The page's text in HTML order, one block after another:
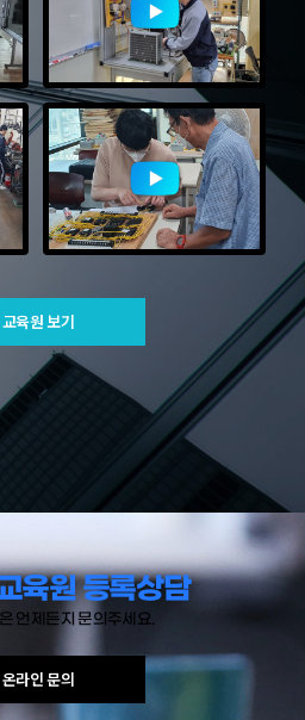
교육원 보기
육원 등록상담
언제든지 문의주세요.
온라인 문의